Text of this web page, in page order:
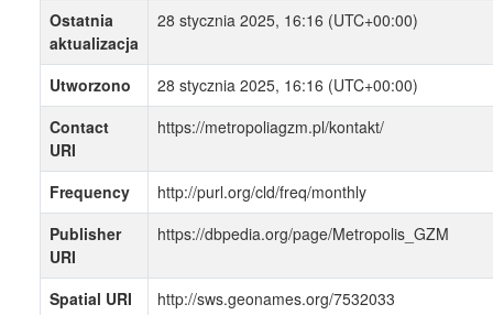
Ostatnia
aktualizacja
28 stycznia 2025, 16:16 (UTC+00:00)
Utworzono
28 stycznia 2025, 16:16 (UTC+00:00)
Contact
URI
https://metropoliagzm.pl/kontakt/
Frequency
http://purl.org/cld/freq/monthly
Publisher
URI
https://dbpedia.org/page/Metropolis_GZM
Spatial URI
http://sws.geonames.org/7532033